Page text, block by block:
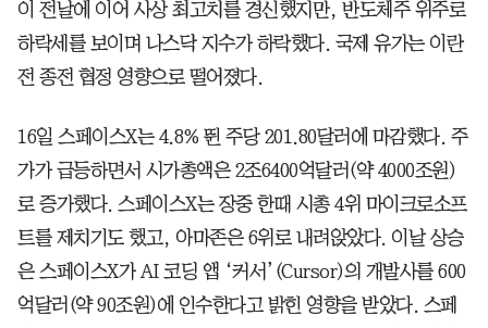
이 전날에 이어 사상 최고치를 경신했지만, 반도체주 위주로
하락세를 보이며 나스닥 지수가 하락했다. 국제 유가는 이란
전 종전 협정 영향으로 떨어졌다.
16일 스페이스X는 4.8% 뛴 주당 201.80달러에 마감했다. 주
가가 급등하면서 시가총액은 2조6400억달러(약 4000조원)
로 증가했다. 스페이스X는 장중 한때 시총 4위 마이크로소프
트를 제치기도 했고, 아마존은 6위로 내려앉았다. 이날 상승
은 스페이스X가 AI 코딩 앱 ‘커서’(Cursor)의 개발사를 600
억달러(약 90조원)에 인수한다고 밝힌 영향을 받았다. 스페